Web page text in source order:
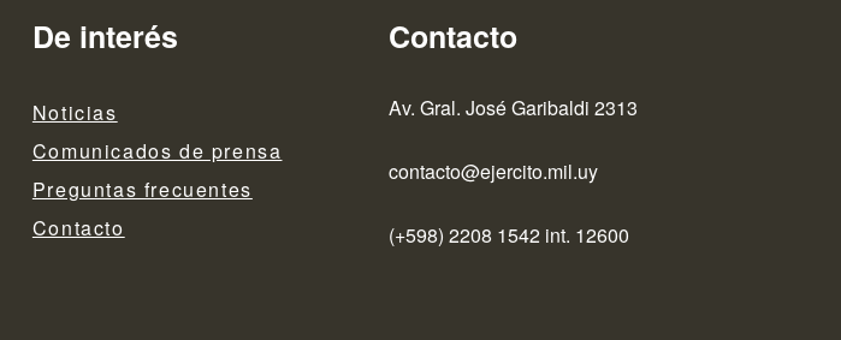
De interés
Noticias
Comunicados de prensa
Preguntas frecuentes
Contacto
Contacto
Av. Gral. José Garibaldi 2313
contacto@ejercito.mil.uy
(+598) 2208 1542 int. 12600